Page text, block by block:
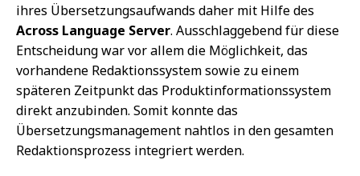
ihres Übersetzungsaufwands daher mit Hilfe des
Across Language Server. Ausschlaggebend für diese
Entscheidung war vor allem die Möglichkeit, das
vorhandene Redaktionssystem sowie zu einem
späteren Zeitpunkt das Produktinformationssystem
direkt anzubinden. Somit konnte das
Übersetzungsmanagement nahtlos in den gesamten
Redaktionsprozess integriert werden.